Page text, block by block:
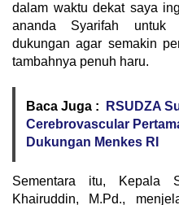
dalam waktu dekat saya
ananda Syarifah untuk
dukungan agar semakin
tambahnya penuh haru.
Baca Juga :
RSUDZA
Cerebrovascular
Dukungan Menkes RI
Sementara itu, Kepala
Khairuddin, M.Pd.,